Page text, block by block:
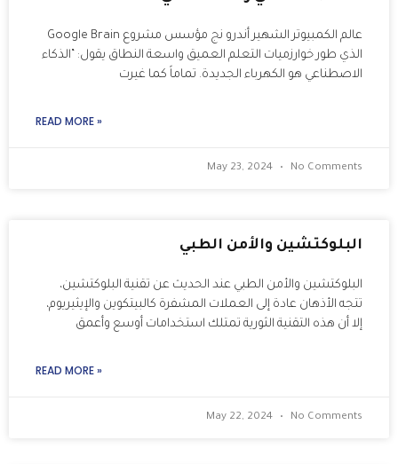
عالم الكمبيوتر الشهير أندرو نج مؤسس مشروع Google Brain
الذي طور خوارزميات التعلم العميق واسعة النطاق يقول: “الذكاء
الاصطناعي هو الكهرباء الجديدة. تماماً كما غيرت
READ MORE »
May 23, 2024 No Comments
البلوكتشين والأمن الطبي
البلوكتشين والأمن الطبي عند الحديث عن تقنية البلوكتشين،
تتجه الأذهان عادة إلى العملات المشفرة كالبيتكوين والإيثيريوم،
إلا أن هذه التقنية الثورية تمتلك استخدامات أوسع وأعمق
READ MORE »
May 22, 2024 No Comments